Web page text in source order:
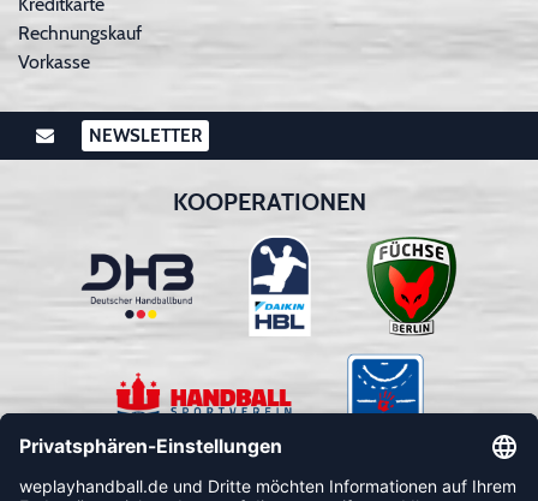
Rechnungskauf
Vorkasse
NEWSLETTER
KOOPERATIONEN